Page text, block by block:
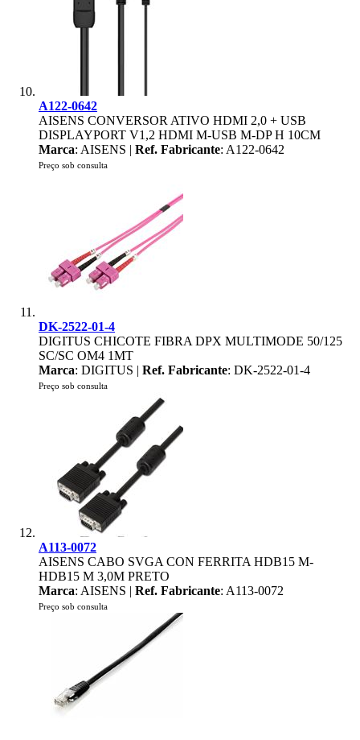
A122-0642
AISENS CONVERSOR ATIVO HDMI 2,0 + USB
DISPLAYPORT V1,2 HDMI M-USB M-DP H 10CM
Marca: AISENS | Ref. Fabricante: A122-0642
Preço sob consulta
DK-2522-01-4
DIGITUS CHICOTE FIBRA DPX MULTIMODE 50/125
SC/SC OM4 1MT
Marca: DIGITUS | Ref. Fabricante: DK-2522-01-4
Preço sob consulta
A113-0072
AISENS CABO SVGA CON FERRITA HDB15 M-
HDB15 M 3,0M PRETO
Marca: AISENS | Ref. Fabricante: A113-0072
Preço sob consulta